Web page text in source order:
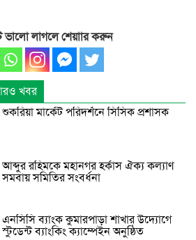
ভালো লাগলে শেয়াার করুন
খবর
শুকরিয়া মার্কেট পরিদর্শনে সিসিক প্রশাসক
আব্দুর রহিমকে মহানগর হর্কাস ঐক্য কল্যাণ
সমবায় সমিতির সংবর্ধনা
এনসিসি ব্যাংক কুমারপাড়া শাখার উদ্যোগে
স্টুডেন্ট ব্যাংকিং ক্যাম্পেইন অনুষ্ঠিত